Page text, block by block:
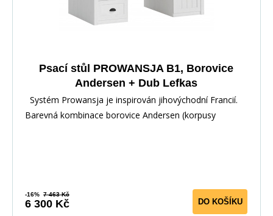
Psací stůl PROWANSJA B1, Borovice
Andersen + Dub Lefkas
Systém Prowansja je inspirován jihovýchodní Francií.
Barevná kombinace borovice Andersen (korpusy
-16% 7 463 Kč
6 300 Kč DO KOŠÍKU